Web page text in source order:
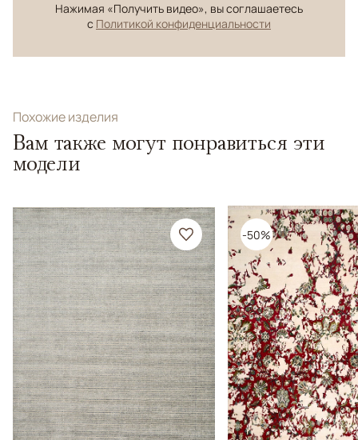
Нажимая «Получить видео», вы соглашаетесь
с Политикой конфиденциальности
Похожие изделия
Вам также могут понравиться эти
модели
-50%